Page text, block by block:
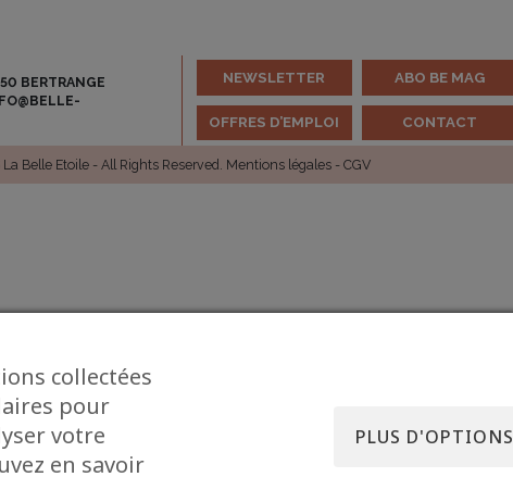
BERTRANGE
NEWSLETTER ABO BE MAG
OFFRES D’EMPLOI CONTACT
Belle Etoile - All Rights Reserved. Mentions légales - CGV
collectées
pour
votre
en savoir
PLUS D'OPTIONS